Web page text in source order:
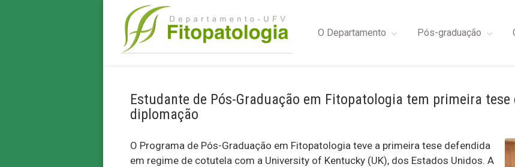
O Departamento Pós-graduação
Estudante de Pós-Graduação em Fitopatologia tem primeira
diplomação
O Programa de Pós-Graduação em Fitopatologia teve a primeira tese defendida
em regime de cotutela com a University of Kentucky (UK), dos Estados Unidos. A